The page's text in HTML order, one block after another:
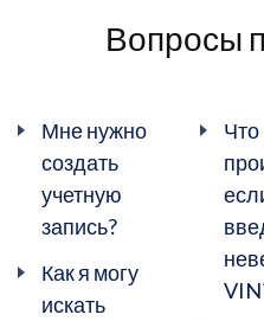
Вопросы
Мне нужно
создать
учетную
запись?
Как я могу
искать
Что